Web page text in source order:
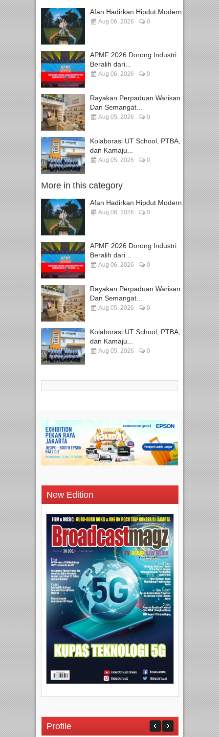
Afan Hadirkan Hipdut Modern...
Aug 06, 2026 0
APMF 2026 Dorong Industri
Beralih dari...
Aug 06, 2026 0
Rayakan Perpaduan Warisan
Dan Semangat...
Aug 05, 2026 0
Kolaborasi UT School, PTBA,
dan Kamaju...
Aug 05, 2026 0
More in this category
Afan Hadirkan Hipdut Modern...
Aug 06, 2026 0
APMF 2026 Dorong Industri
Beralih dari...
Aug 06, 2026 0
Rayakan Perpaduan Warisan
Dan Semangat...
Aug 05, 2026 0
Kolaborasi UT School, PTBA,
dan Kamaju...
Aug 05, 2026 0
New Edition
Profile